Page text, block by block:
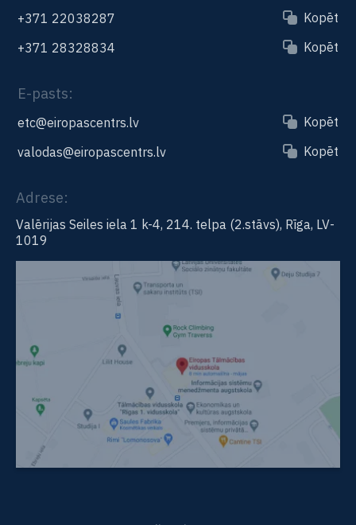
+371 22038287
Kopēt
+371 28328834
Kopēt
E-pasts:
etc@eiropascentrs.lv
Kopēt
valodas@eiropascentrs.lv
Kopēt
Adrese:
Valērijas Seiles iela 1 k-4, 214. telpa (2.stāvs), Rīga, LV-
1019